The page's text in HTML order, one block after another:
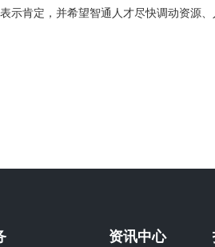
肯定，并希望智通人才尽快调动资源
资讯中心